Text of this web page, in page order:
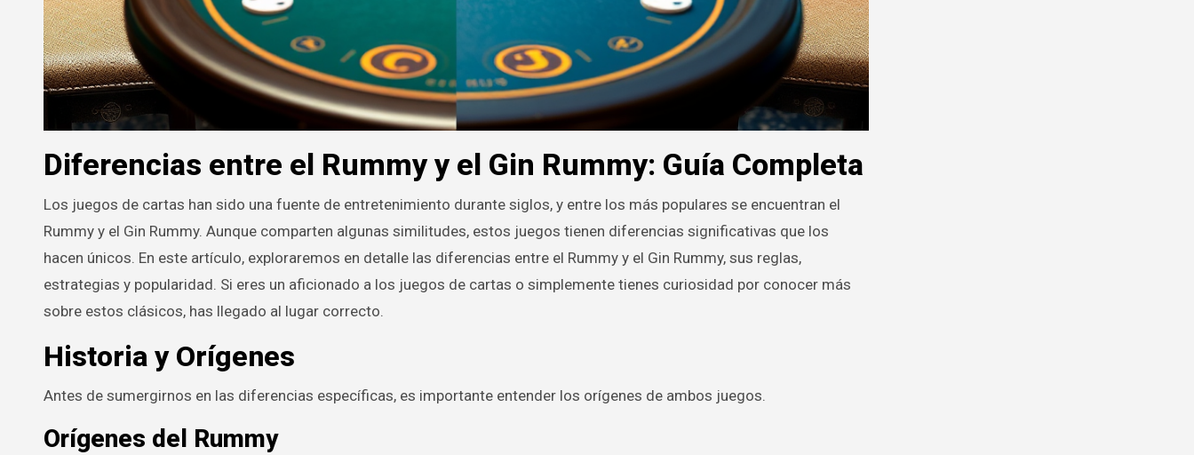
Diferencias entre el Rummy y el Gin Rummy: Guía Completa
Los juegos de cartas han sido una fuente de entretenimiento durante siglos, y entre los más populares se encuentran el
Rummy y el Gin Rummy. Aunque comparten algunas similitudes, estos juegos tienen diferencias significativas que los
hacen únicos. En este artículo, exploraremos en detalle las diferencias entre el Rummy y el Gin Rummy, sus reglas,
estrategias y popularidad. Si eres un aficionado a los juegos de cartas o simplemente tienes curiosidad por conocer más
sobre estos clásicos, has llegado al lugar correcto.
Historia y Orígenes
Antes de sumergirnos en las diferencias específicas, es importante entender los orígenes de ambos juegos.
Orígenes del Rummy